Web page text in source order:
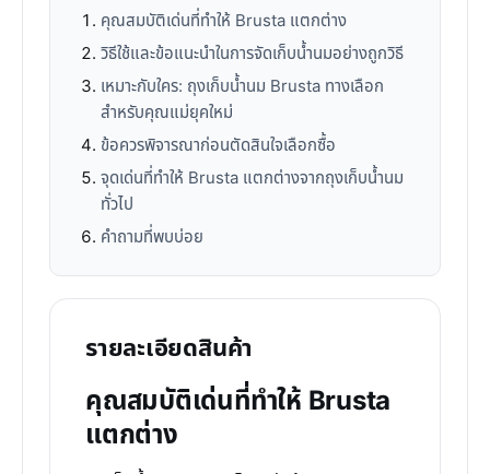
คุณสมบัติเด่นที่ทำให้ Brusta แตกต่าง
วิธีใช้และข้อแนะนำในการจัดเก็บน้ำนมอย่างถูกวิธี
เหมาะกับใคร: ถุงเก็บน้ำนม Brusta ทางเลือก
สำหรับคุณแม่ยุคใหม่
ข้อควรพิจารณาก่อนตัดสินใจเลือกซื้อ
จุดเด่นที่ทำให้ Brusta แตกต่างจากถุงเก็บน้ำนม
ทั่วไป
คำถามที่พบบ่อย
รายละเอียดสินค้า
คุณสมบัติเด่นที่ทำให้ Brusta
แตกต่าง